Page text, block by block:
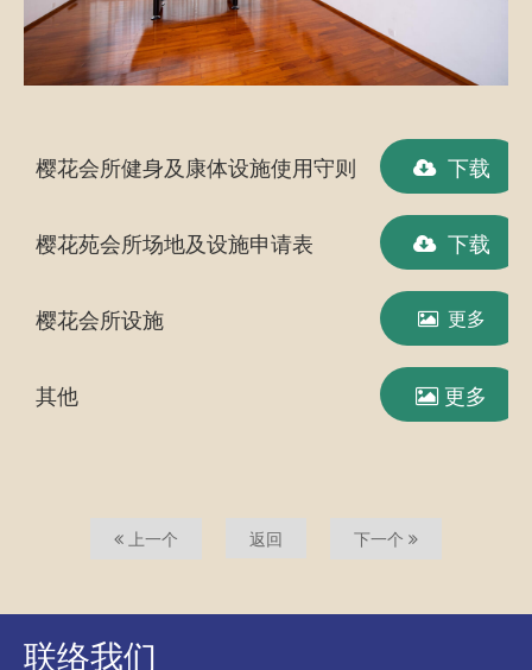
樱花会所健身及康体设施使用守则 下载
樱花苑会所场地及设施申请表 下载
樱花会所设施 更多
其他 更多
上一个 返回 下一个
联络我们